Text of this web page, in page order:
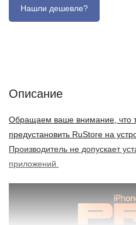
Описание
Обращаем ваше внимание, что
предустановить RuStore на
Производитель не допускает
приложений.